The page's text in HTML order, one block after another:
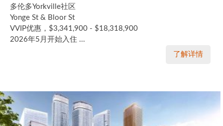
多伦多Yorkville社区
Yonge St & Bloor St
VVIP优惠，$3,341,900 - $18,318,900
2026年5月开始入住 ...
了解详情